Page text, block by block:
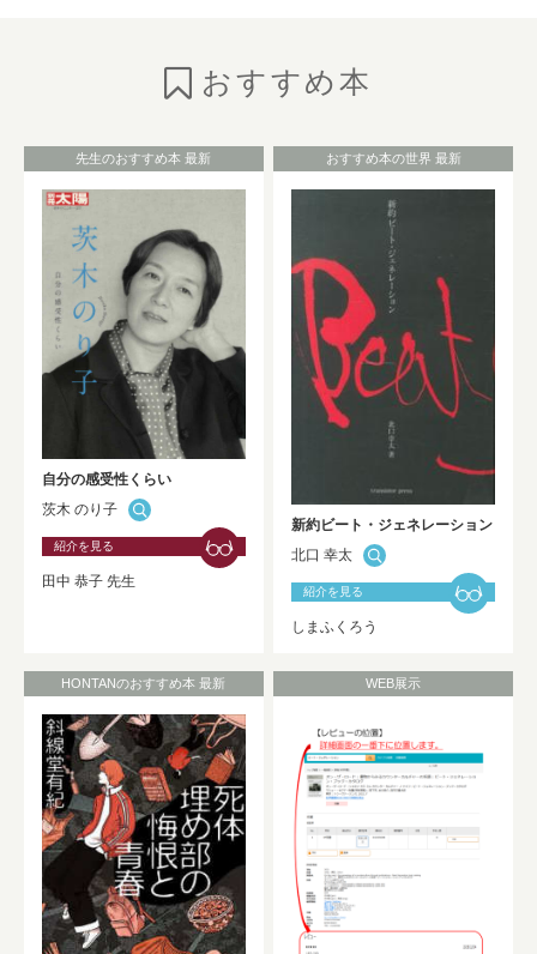
お知らせ
（No.325★2026 Summer）
NEW!
2026年7月1日 お知らせ
HONTAN黒板展示が更新されました！！
NEW!
2026年7月1日 お知らせ
Westlaw Japan 判例・法令関係データベ
ーストライアルのお知らせ（9/30まで）
2026年6月30日
2025年度 修士論文及び卒業論文の利用
開始について
おすすめ本
先生のおすすめ本 最新
自分の感受性くらい
茨木 のり子
紹介を見る
田中 恭子 先生
おすすめ本の世界 最新
新約ビート・ジェネレーション
北口 幸太
紹介を見る
しまふくろう
HONTANのおすすめ本 最新 WEB展示